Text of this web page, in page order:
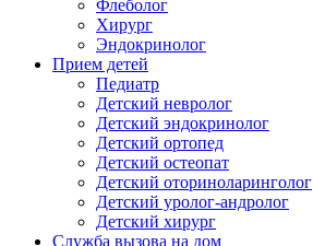
Флеболог
Хирург
Эндокринолог
Прием детей
Педиатр
Детский невролог
Детский эндокринолог
Детский ортопед
Детский остеопат
Детский оториноларинголог
Детский уролог-андролог
Детский хирург
Служба вызова на дом